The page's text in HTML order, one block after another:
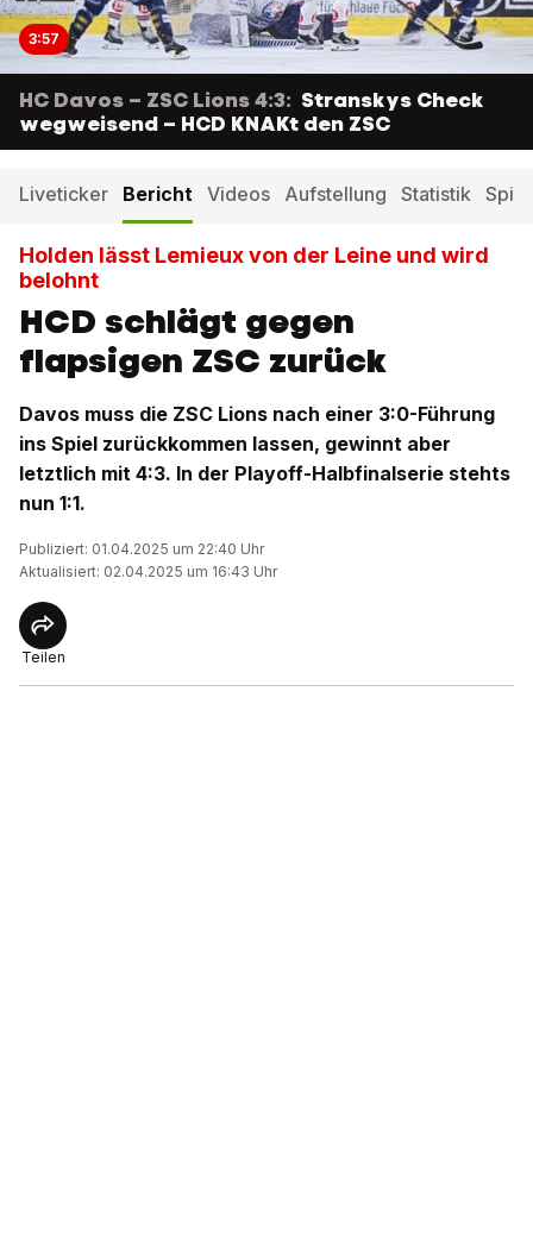
3:57
HC Davos – ZSC Lions 4:3: Stranskys Check
wegweisend – HCD KNAKt den ZSC
Liveticker Bericht Videos Aufstellung Statistik
Holden lässt Lemieux von der Leine und wird
belohnt
HCD schlägt gegen
flapsigen ZSC zurück
Davos muss die ZSC Lions nach einer 3:0-Führung
ins Spiel zurückkommen lassen, gewinnt aber
letztlich mit 4:3. In der Playoff-Halbfinalserie stehts
nun 1:1.
Publiziert: 01.04.2025 um 22:40 Uhr
Aktualisiert: 02.04.2025 um 16:43 Uhr
Teilen